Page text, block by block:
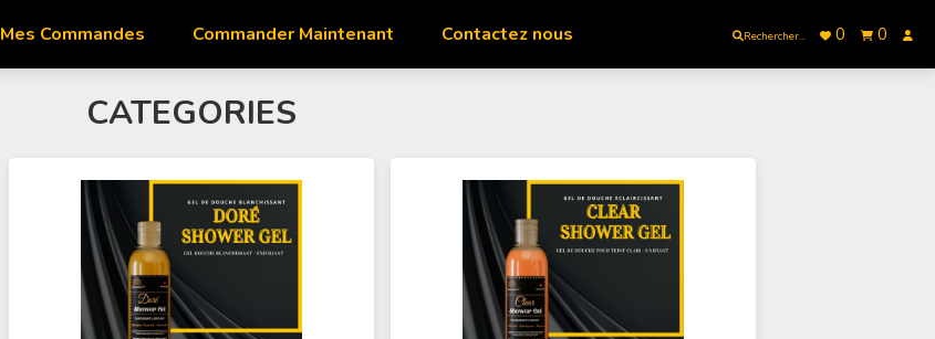
Mes Commandes Commander Maintenant Contactez nous Rechercher... 0 0
CATEGORIES